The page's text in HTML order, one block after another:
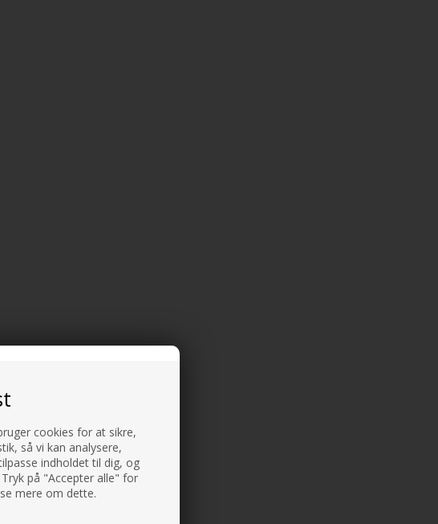
cookies for at sikre,
så vi kan analysere,
indholdet til dig, og
på "Accepter alle" for
mere om dette.